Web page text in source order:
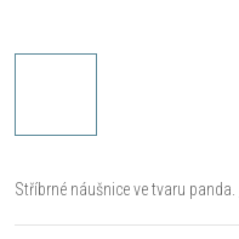
Stříbrné náušnice ve tvaru panda.